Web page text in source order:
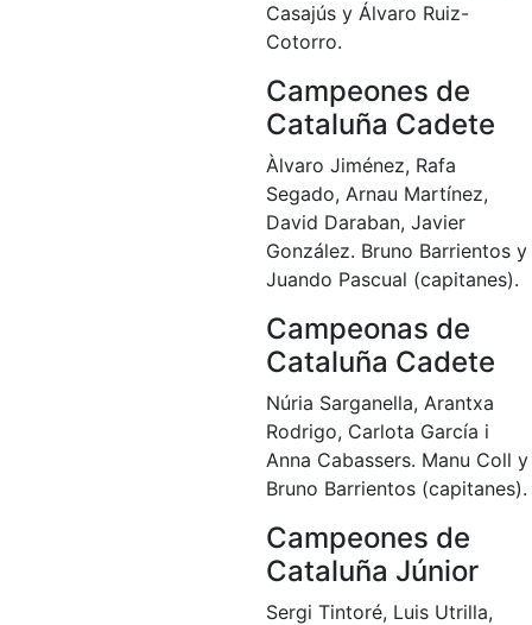
Casajús y Álvaro Ruiz-
Cotorro.
Campeones de
Cataluña Cadete
Àlvaro Jiménez, Rafa
Segado, Arnau Martínez,
David Daraban, Javier
González. Bruno Barrientos y
Juando Pascual (capitanes).
Campeonas de
Cataluña Cadete
Núria Sarganella, Arantxa
Rodrigo, Carlota García i
Anna Cabassers. Manu Coll y
Bruno Barrientos (capitanes).
Campeones de
Cataluña Júnior
Sergi Tintoré, Luis Utrilla,